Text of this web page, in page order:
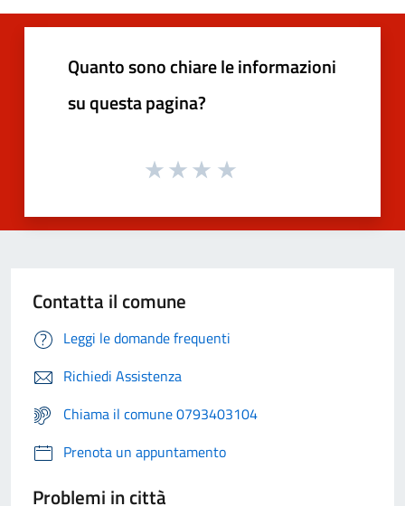
Quanto sono chiare le informazioni
su questa pagina?
Contatta il comune
Leggi le domande frequenti
Richiedi Assistenza
Chiama il comune 0793403104
Prenota un appuntamento
Problemi in città